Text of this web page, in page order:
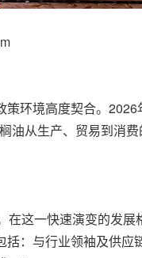
环境高度契合。
从生产、贸易到消费
这一快速演变的发
：与行业领袖及供